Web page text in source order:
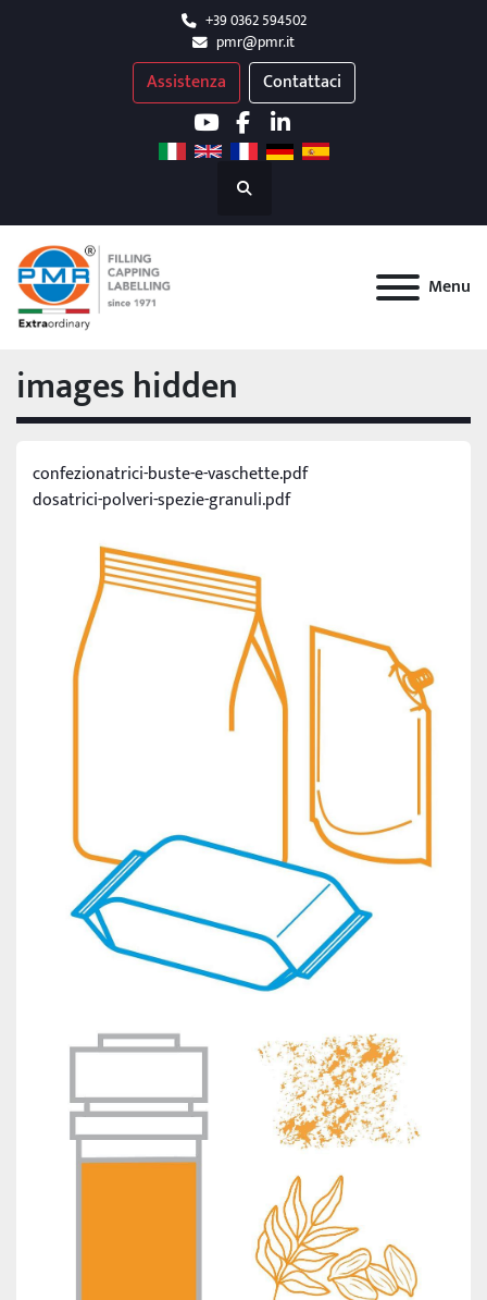
+39 0362 594502
pmr@pmr.it
Assistenza Contattaci
youtube
facebook
linkedin
Cerca
Menu
images hidden
confezionatrici-buste-e-vaschette.pdf
dosatrici-polveri-spezie-granuli.pdf